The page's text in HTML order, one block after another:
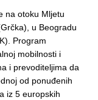
na otoku Mljetu
u Beogradu
Program
mobilnosti i
i prevoditeljima da
od ponuđenih
iz 5 europskih